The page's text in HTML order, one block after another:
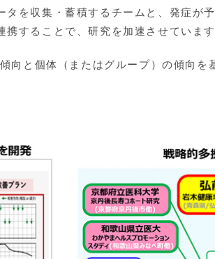
を収集・蓄積するチームと、発症が
することで、研究を加速させています
向と個体（またはグループ）の傾向を